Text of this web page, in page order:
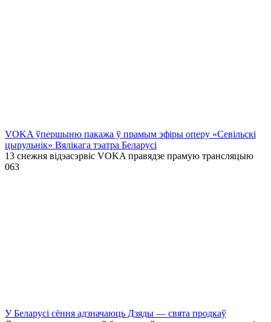
VOKA ўпершыню пакажа ў прамым эфіры оперу «Севільскі
цырульнік» Вялікага тэатра Беларусі
13 снежня відэасэрвіс VOKA правядзе прамую трансляцыю
063
У Беларусі сёння адзначаюць Дзяды — свята продкаў